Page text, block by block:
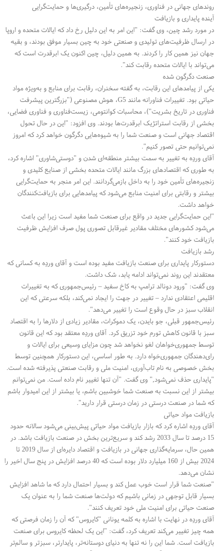
روندهای جهانی در فناوری، زنجیره‌های تأمین، درگیری‌ها و حمایت‌گرایی
آینده پایداری و بازیافت
در مورد رشد چین، وی گفت: "این امر به این دلیل رخ داد که ایالات متحده و اروپا
در ارسال ظرفیت‌های تولیدی و صنعتی خود به چین بسیار موفق بودند، و بقیه
جهان نیز همین کار را کردند. به همین دلیل، چین اکنون یک ابرقدرت است که
می‌تواند با ایالات متحده رقابت کند."
صنعت دگرگون شده
یکی از پیامدهای این رقابت، به گفته سخنران، رقابت برای منابع و به‌ویژه مواد
حیاتی بود. تغییرات فناورانه مانند 5 G، هوش مصنوعی ("بزرگترین پیشرفت
فناوری در تاریخ بشریت")، محاسبات کوانتومی، زیست‌فناوری و فناوری فضایی،
بخشی از رقابت استراتژیک ابرقدرت‌ها بودند. وی افزود: "این در حال تحول
اقتصاد جهانی است و صنعت شما را به شیوه‌هایی دگرگون خواهد کرد که امروز
نمی‌توانیم حتی تصور کنیم."
آقای وردِه به تغییر به سمت بیشتر منطقه‌ای شدن و "دوستی‌شاوری" اشاره کرد،
به طوری که اقتصادهای بزرگ مانند ایالات متحده بخشی از صنایع کلیدی و
زنجیره‌های تأمین خود را به داخل بازمی‌گردانند. این امر منجر به حمایت‌گرایی
بیشتر و رقابتی برای امنیت منابع می‌شود که پیامدهایی برای بازیافت‌کنندگان
خواهد داشت.
"این حمایت‌گرایی جدید در واقع برای صنعت شما مفید است زیرا این باعث
می‌شود کشورهای مختلف مقادیر غیرقابل تصوری پول صرف افزایش ظرفیت
بازیافت خود کنند."
رشد بازیافت
دستورکار پایداری برای صنعت بازیافت مفید بوده است و آقای وردِه به کسانی که
معتقدند این روند نمی‌تواند ادامه یابد، شک داشت.
وی گفت: "ورود دونالد ترامپ به کاخ سفید – رئیس‌جمهوری که به تغییرات
اقلیمی اعتقادی ندارد – تغییر در جهت را ایجاد نمی‌کند، بلکه سرعتی که این
انقلاب سبز در حال وقوع است را تغییر می‌دهد."
رئیس‌جمهور قبلی، جو بایدن، یک دموکرات، مقادیر زیادی از دلارها را به اقتصاد
سبز با قانون کاهش تورم خود تزریق کرد. آقای وردِه معتقد بود که این قانون
توسط جمهوری‌خواهان لغو نخواهد شد چون مزایای وسیعی برای ایالات و
رای‌دهندگان جمهوری‌خواه دارد. به طور اساسی، این دستورکار همچنین توسط
بخش خصوصی به نام تاب‌آوری، امنیت ملی و رقابت صنعتی پذیرفته شده است.
"پایداری حذف نمی‌شود," وی گفت. "آن تنها تغییر نام داده است. من نمی‌توانم
بیشتر از این نسبت به صنعت شما خوشبین باشم، یا بیشتر از این امیدوار باشم
که شما در صنعت درستی در زمان درستی قرار دارید."
بازیافت مواد حیاتی
آقای وردِه اشاره کرد که بازار بازیافت مواد حیاتی پیش‌بینی می‌شود سالانه حدود
15 درصد تا سال 2033 رشد کند و سریع‌ترین بخش در صنعت بازیافت باشد. در
همین حال، سرمایه‌گذاری جهانی در بازیافت و اقتصاد دایره‌ای از سال 2019 تا
2024 بیش از 160 میلیارد دلار بوده است که 40 درصد افزایش در پنج سال اخیر را
نشان می‌دهد.
"صنعت شما قرار است خوب عمل کند و بسیار احتمال دارد که ما شاهد افزایش
بسیار قابل توجهی در زمانی باشیم که دولت‌ها صنعت شما را به عنوان یک
صنعت حیاتی برای امنیت ملی خود تعریف کنند."
آقای وردِه در نهایت با اشاره به کلمه یونانی "کایروس" که آن را زمان فرصتی که
همه چیز تغییر می‌کند تعریف کرد، گفت: "این یک لحظه کایروس برای صنعت
بازیافت است. شما این را نه تنها به دنیای دوستانه‌تر، پایدارتر، سبزتر و سالم‌تر